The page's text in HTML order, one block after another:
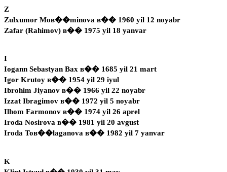
Z
Zulxumor Moв��minova в�� 1960 yil 12 noyabr
Zafar (Rahimov) в�� 1975 yil 18 yanvar
I
Iogann Sebastyan Bax в�� 1685 yil 21 mart
Igor Krutoy в�� 1954 yil 29 iyul
Ibrohim Jiyanov в�� 1966 yil 22 noyabr
Izzat Ibragimov в�� 1972 yil 5 noyabr
Ilhom Farmonov в�� 1974 yil 26 aprel
Iroda Nosirova в�� 1981 yil 20 avgust
Iroda Toв��laganova в�� 1982 yil 7 yanvar
K